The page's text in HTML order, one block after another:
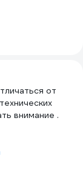
от
внимание .